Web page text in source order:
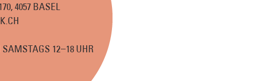
4057 BASEL
SAMSTAGS 12–18 UHR